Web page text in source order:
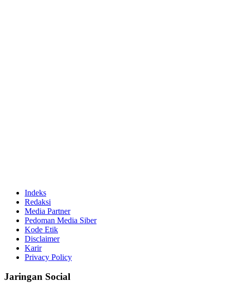
Indeks
Redaksi
Media Partner
Pedoman Media Siber
Kode Etik
Disclaimer
Karir
Privacy Policy
Jaringan Social